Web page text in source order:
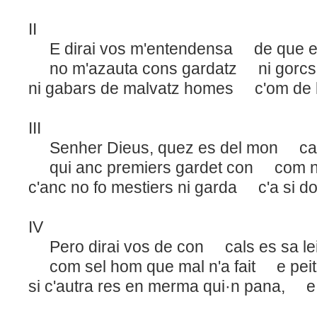
II
E dirai vos m'entendensa de que
no m'azauta cons gardatz ni gorcs
ni gabars de malvatz homes c'om de
III
Senher Dieus, quez es del mon
qui anc premiers gardet con com
c'anc no fo mestiers ni garda c'a si
IV
Pero dirai vos de con cals es sa
com sel hom que mal n'a fait e
si c'autra res en merma qui·n pana,